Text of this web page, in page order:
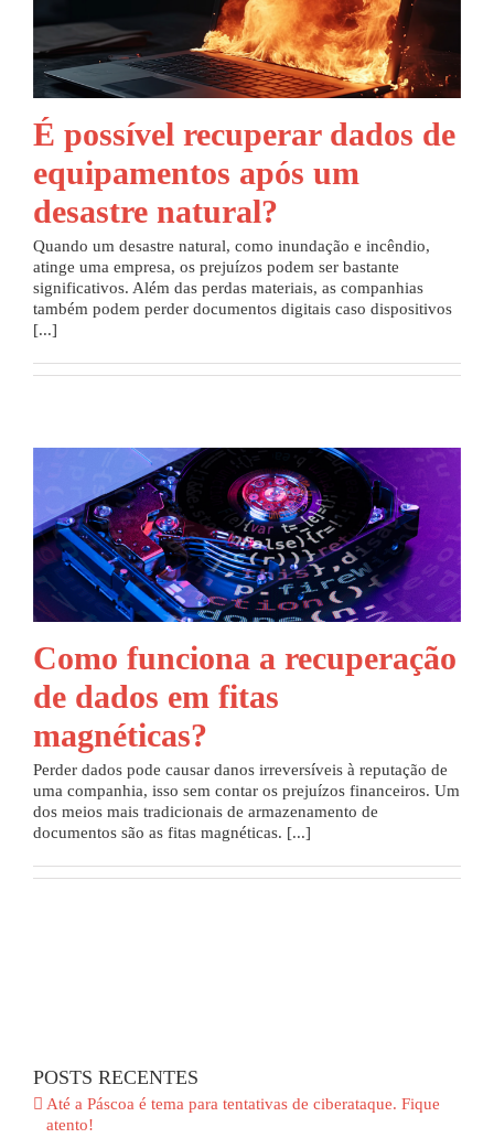
É possível recuperar dados de
equipamentos após um
desastre natural?
Quando um desastre natural, como inundação e incêndio,
atinge uma empresa, os prejuízos podem ser bastante
significativos. Além das perdas materiais, as companhias
também podem perder documentos digitais caso dispositivos
[...]
Como funciona a recuperação
de dados em fitas
magnéticas?
Perder dados pode causar danos irreversíveis à reputação de
uma companhia, isso sem contar os prejuízos financeiros. Um
dos meios mais tradicionais de armazenamento de
documentos são as fitas magnéticas. [...]
POSTS RECENTES
Até a Páscoa é tema para tentativas de ciberataque. Fique
atento!